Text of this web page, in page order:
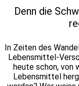
Denn die
In Zeiten des
Lebensmittel-
heute schon, von
Lebensmittel